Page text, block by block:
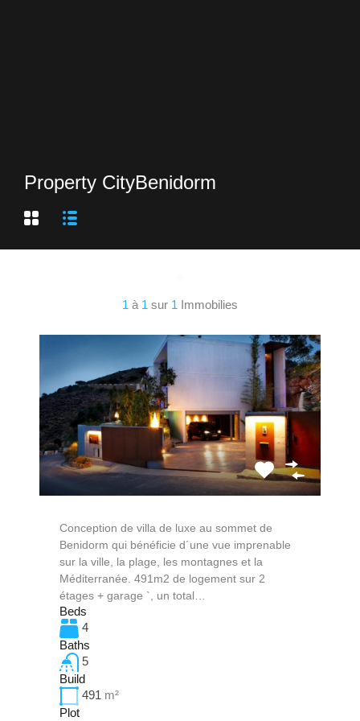
Property CityBenidorm
1 à 1 sur 1 Immobilies
Conception de villa de luxe au sommet de
Benidorm qui bénéficie d´une vue imprenable
sur la ville, la plage, les montagnes et la
Méditerranée. 491m2 de logement sur 2
étages + garage `, un total…
Beds
4
Baths
5
Build
491 m²
Plot